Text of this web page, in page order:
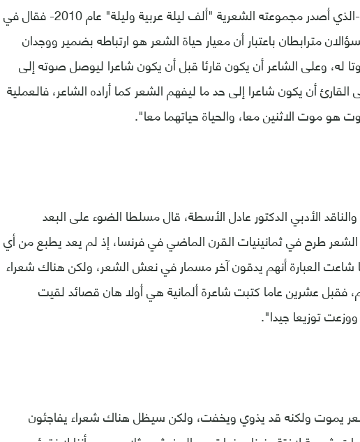
أما الشاعر السوري إبراهيم طيار -الذي أصدر مجموعته الشعرية "ألف ليلة عربية وليلة" عام 2010- فقال في
مترابطان باعتبار أن معيار حياة الشعر هو ارتباطه بضمير ووجدان
له، وعلى الشاعر أن يكون قارئا قبل أن يكون شاعرا ليوصل صوته إلى
القارئ أن يكون شاعرا إلى حد ما ليفهم الشعر كما أراده الشاعر، فالعملية
هو موت الاثنين معا، والحياة حياتهما معا".
الأدبي الدكتور عادل الأسطة، قال مسلطا الضوء على البعد
طرح في ثمانينيات القرن الماضي في فرنسا، إذ لم يعد يطبع من أي
شاعت العبارة أنهم يدقون آخر مسمار في نعش الشعر، ولكن هناك شعراء
فقبل عشرين عاما كتبت شاعرة ألمانية هي أولا هان قصائد لقيت
توزيعا جيدا".
يموت ولكنه قد يذوي ويخفت، ولكن سيظل هناك شعراء يفاجئون